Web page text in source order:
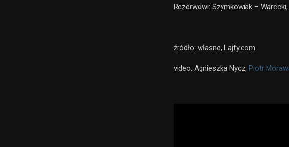
Rezerwowi: Szymkowiak –
źródło: własne, Lajfy.com
video: Agnieszka Nycz, Piotr